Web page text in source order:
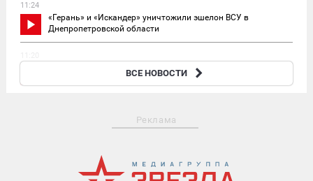
11:24
«Герань» и «Искандер» уничтожили эшелон ВСУ в
Днепропетровской области
Устроили ад: опубликованы кадры ударов Су-34 по
боевикам в зоне СВО
ВСЕ НОВОСТИ
Реклама